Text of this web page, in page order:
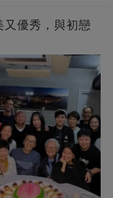
又優秀，與初戀